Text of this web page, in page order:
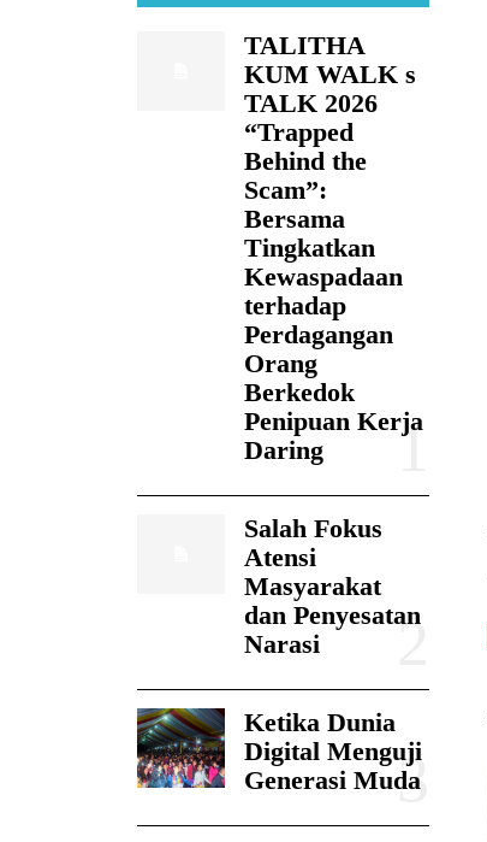
TALITHA
KUM WALK s
TALK 2026
“Trapped
Behind the
Scam”:
Bersama
Tingkatkan
Kewaspadaan
terhadap
Perdagangan
Orang
Berkedok
Penipuan Kerja
Daring
Salah Fokus
Atensi
Masyarakat
dan Penyesatan
Narasi
Ketika Dunia
Digital Menguji
Generasi Muda